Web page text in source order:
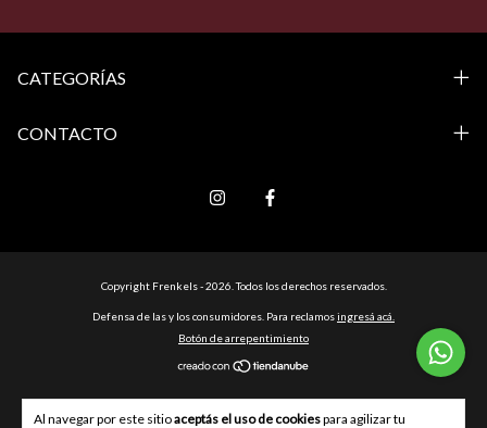
Al navegar por este sitioaceptás el uso de cookiespara agilizar tu
CATEGORÍAS
CONTACTO
Copyright Frenkels - 2026. Todos los derechos reservados.
Defensa de las y los consumidores. Para reclamosingresá acá.
Botón de arrepentimiento